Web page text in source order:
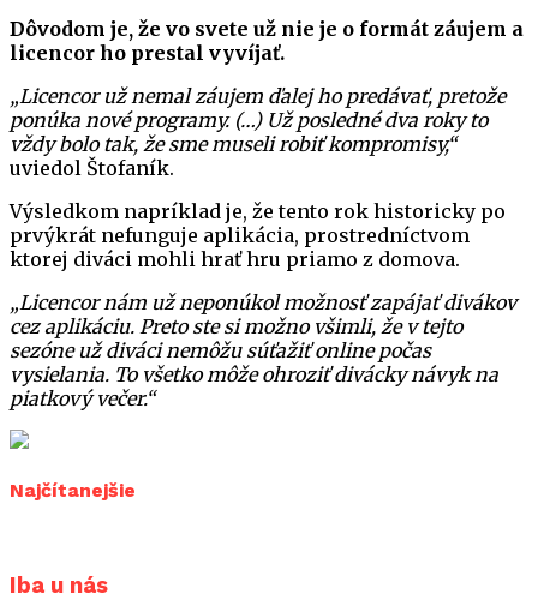
Dôvodom je, že vo svete už nie je o formát záujem a
licencor ho prestal vyvíjať.
„Licencor už nemal záujem ďalej ho predávať, pretože
ponúka nové programy. (…) Už posledné dva roky to
vždy bolo tak, že sme museli robiť kompromisy,“
uviedol Štofaník.
Výsledkom napríklad je, že tento rok historicky po
prvýkrát nefunguje aplikácia, prostredníctvom
ktorej diváci mohli hrať hru priamo z domova.
„Licencor nám už neponúkol možnosť zapájať divákov
cez aplikáciu. Preto ste si možno všimli, že v tejto
sezóne už diváci nemôžu súťažiť online počas
vysielania. To všetko môže ohroziť divácky návyk na
piatkový večer.“
Najčítanejšie
Iba u nás